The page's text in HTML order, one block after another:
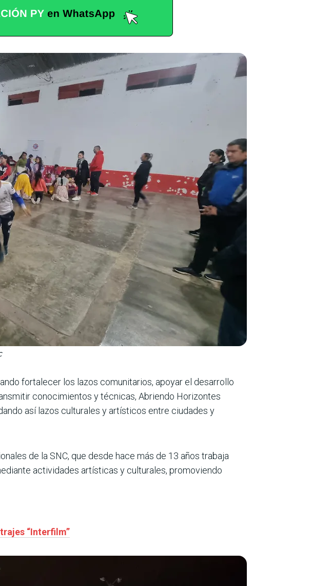
fortalecer los lazos comunitarios, apoyar el desarrollo
conocimientos y técnicas, Abriendo Horizontes
así lazos culturales y artísticos entre ciudades y
de la SNC, que desde hace más de 13 años trabaja
actividades artísticas y culturales, promoviendo
“Interfilm”